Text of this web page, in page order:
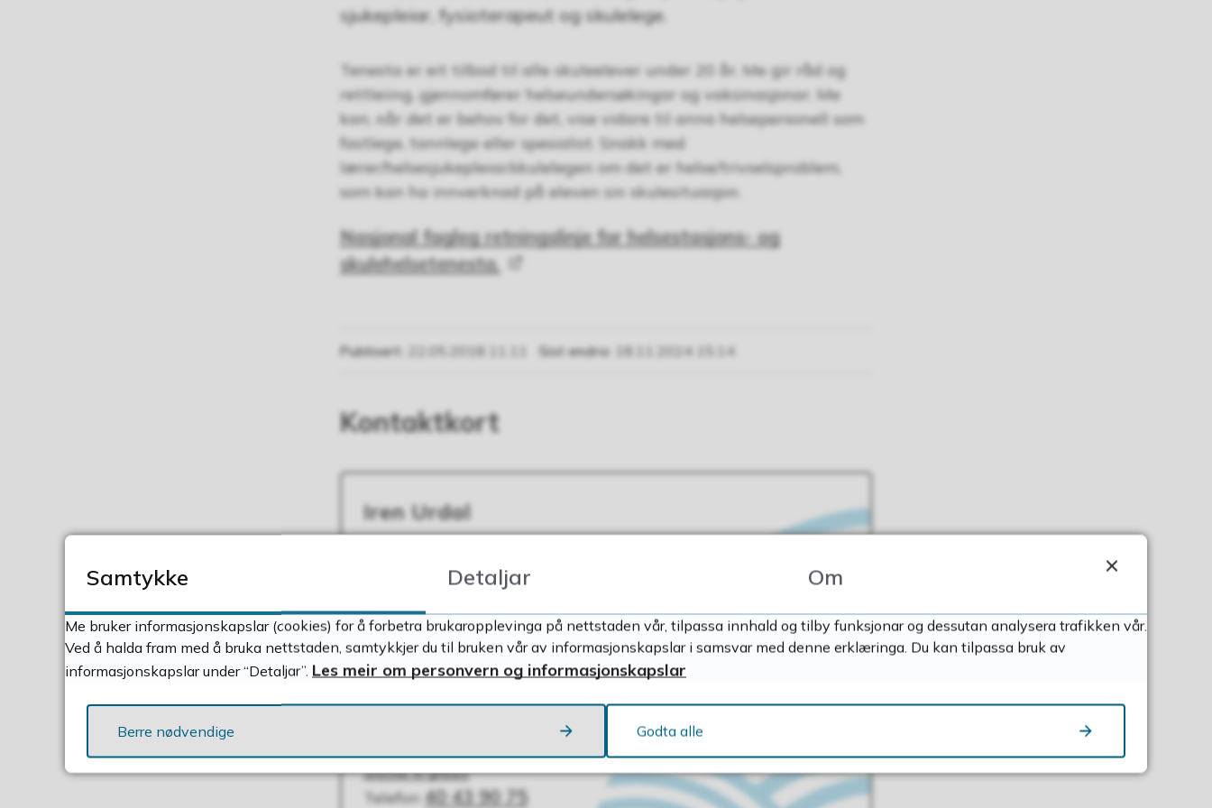
sjukepleiar, fysioterapeut og skulelege.
Tenesta er eit tilbod til alle skuleelever under 20 år. Me gir råd og
rettleiing, gjennomfører helseundersøkingar og vaksinasjonar. Me
kan, når det er behov for det, vise vidare til anna helsepersonell som
fastlege, tannlege eller spesialist. Snakk med
lærer/helsesjukepleiar/skulelegen om det er helse/trivselsproblem,
som kan ha innverknad på eleven sin skulesituasjon.
Nasjonal fagleg retningslinje for helsestasjons- og
skulehelsetenesta.
Publisert 22.05.2018 11.11 Sist endra 18.11.2024 15.14
Kontaktkort
Iren Urdal
Send e-posttil Iren Urdal
Ingvild Fjeldheim
Egeland
E-post
Send e-posttil Ingvild Fjeldheim Egeland
Telefon 40 43 90 75
Samtykke Detaljar Om
Me bruker informasjonskapslar (cookies) for å forbetra brukaropplevinga på nettstaden vår, tilpassa innhald og tilby funksjonar og dessutan analysera trafikken vår.
Ved å halda fram med å bruka nettstaden, samtykkjer du til bruken vår av informasjonskapslar i samsvar med denne erklæringa. Du kan tilpassa bruk av
informasjonskapslar under “Detaljar”. Les meir om personvern og informasjonskapslar
Berre nødvendige Godta alle